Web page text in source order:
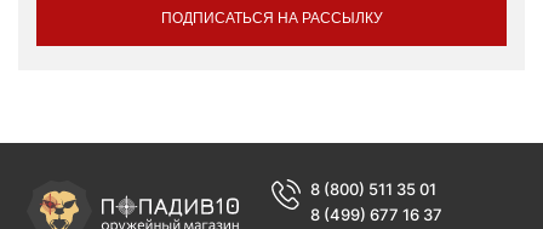
ПОДПИСАТЬСЯ НА РАССЫЛКУ
8 (800) 511 35 01
8 (499) 677 16 37